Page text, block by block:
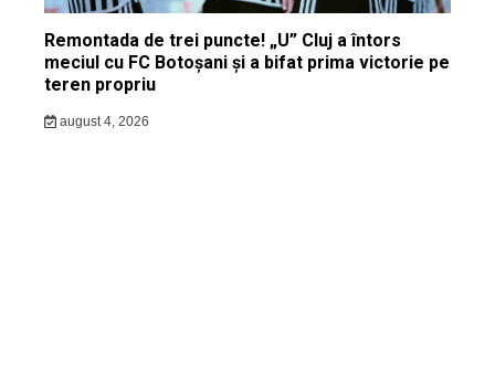
Remontada de trei puncte! „U” Cluj a întors
meciul cu FC Botoșani și a bifat prima victorie pe
teren propriu
august 4, 2026